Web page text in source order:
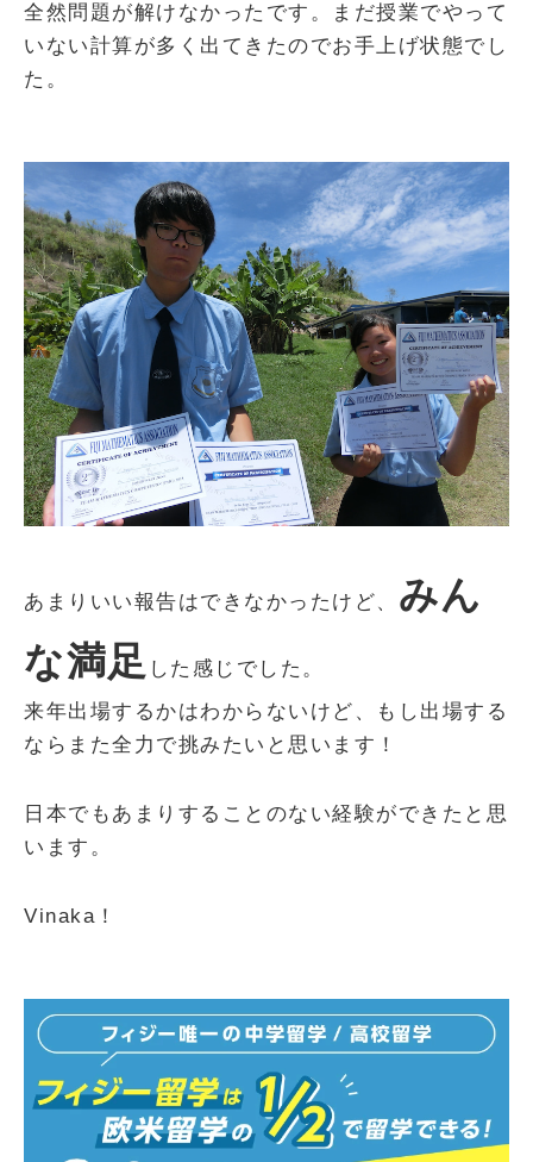
全然問題が解けなかったです。まだ授業でやって
いない計算が多く出てきたのでお手上げ状態でし
た。
あまりいい報告はできなかったけど、 みん
な満足 した感じでした。
来年出場するかはわからないけど、もし出場する
ならまた全力で挑みたいと思います！
日本でもあまりすることのない経験ができたと思
います。
Vinaka！